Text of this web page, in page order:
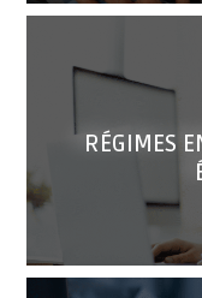
RÉGIMES